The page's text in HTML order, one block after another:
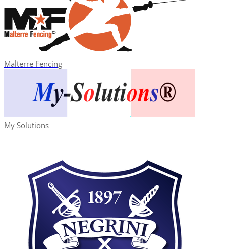
Malterre Fencing
My Solutions